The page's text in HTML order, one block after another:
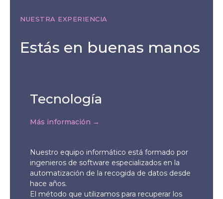
NUESTRA EXPERIENCIA
Estás en buenas manos
Tecnología
Más información →
Nuestro equipo informático está formado por
ingenieros de software especializados en la
automatización de la recogida de datos desde
hace años.
El método que utilizamos para recuperar los